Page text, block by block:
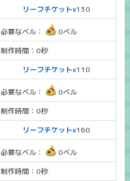
リーフチケットx130
必要なベル：
0ベル
制作時間：0秒
リーフチケットx110
必要なベル：
0ベル
制作時間：0秒
リーフチケットx160
必要なベル：
0ベル
制作時間：0秒